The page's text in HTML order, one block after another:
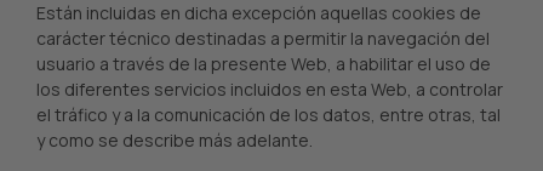
Están incluidas en dicha excepción aquellas cookies de
carácter técnico destinadas a permitir la navegación del
usuario a través de la presente Web, a habilitar el uso de
los diferentes servicios incluidos en esta Web, a controlar
el tráfico y a la comunicación de los datos, entre otras, tal
y como se describe más adelante.